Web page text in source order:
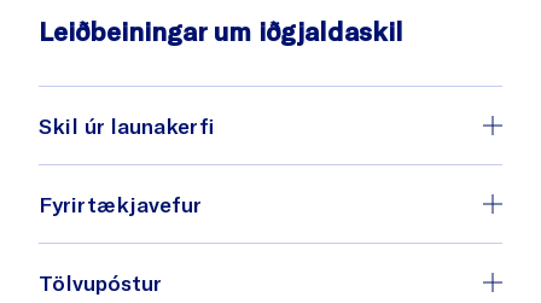
Leiðbeiningar um iðgjaldaskil
Skil úr launakerfi
Fyrirtækjavefur
Tölvupóstur